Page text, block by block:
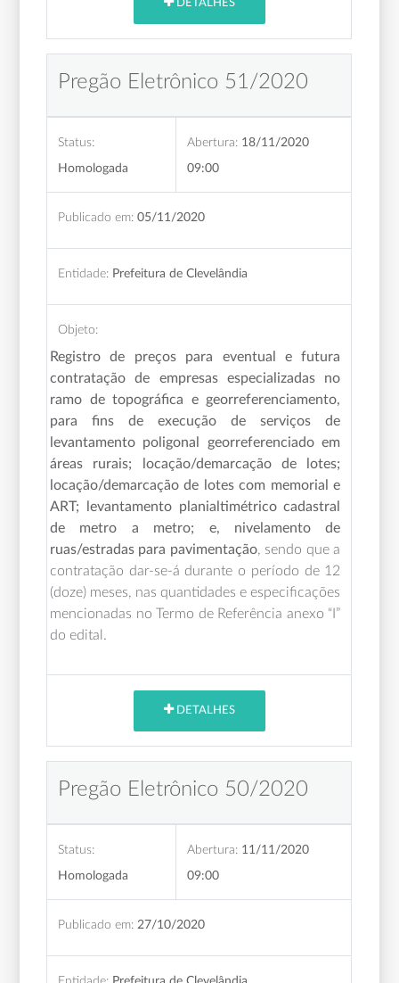
DETALHES
Pregão Eletrônico 51/2020
Status:
Homologada
Abertura: 18/11/2020
09:00
Publicado em: 05/11/2020
Entidade: Prefeitura de Clevelândia
Objeto:
Registro de preços para eventual e futura
contratação de empresas especializadas no
ramo de topográfica e georreferenciamento,
para fins de execução de serviços de
levantamento poligonal georreferenciado em
áreas rurais; locação/demarcação de lotes;
locação/demarcação de lotes com memorial e
ART; levantamento planialtimétrico cadastral
de metro a metro; e, nivelamento de
ruas/estradas para pavimentação, sendo que a
contratação dar-se-á durante o período de 12
(doze) meses, nas quantidades e especificações
mencionadas no Termo de Referência anexo “I”
do edital.
DETALHES
Pregão Eletrônico 50/2020
Status:
Homologada
Abertura: 11/11/2020
09:00
Publicado em: 27/10/2020